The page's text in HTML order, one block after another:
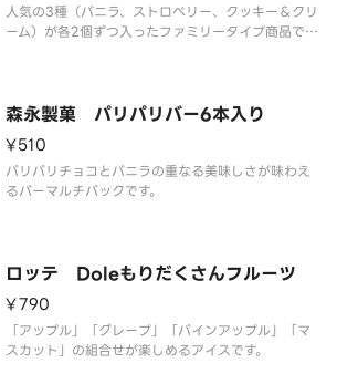
人気の3種（バニラ、ストロベリー、クッキー＆クリ
ーム）が各2個ずつ入ったファミリータイプ商品で
森永製菓 パリパリバー6本入り
¥510
パリパリチョコとバニラの重なる美味しさが味わえ
るバーマルチパックです。
ロッテ Doleもりだくさんフルーツ
¥790
「アップル」「グレープ」「パインアップル」「マ
スカット」の組合せが楽しめるアイスです。